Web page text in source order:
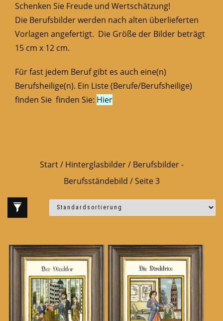
Schenken Sie Freude und Wertschätzung!
Die Berufsbilder werden nach alten überlieferten
Vorlagen angefertigt. Die Größe der Bilder beträgt
15 cm x 12 cm.
Für fast jedem Beruf gibt es auch eine(n)
Berufsheilige(n). Ein Liste (Berufe/Berufsheilige)
finden Sie finden Sie: Hier
Start/ Hinterglasbilder/ Berufsbilder -
Berufsständebild / Seite 3